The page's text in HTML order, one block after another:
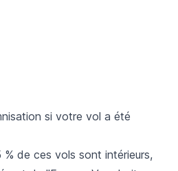
si votre vol a été
% de ces vols sont intérieurs,